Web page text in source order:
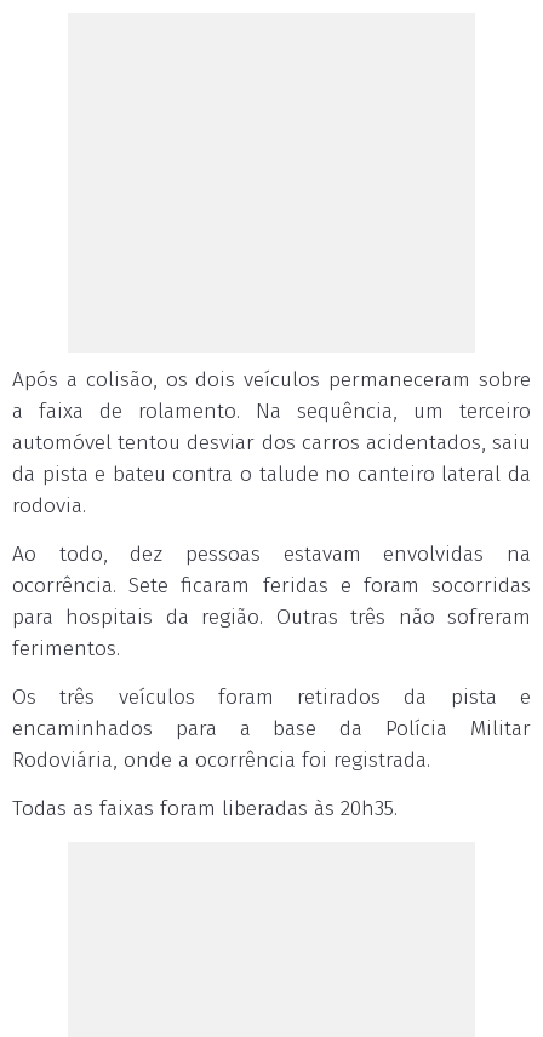
Após a colisão, os dois veículos permaneceram sobre
a faixa de rolamento. Na sequência, um terceiro
automóvel tentou desviar dos carros acidentados, saiu
da pista e bateu contra o talude no canteiro lateral da
rodovia.
Ao todo, dez pessoas estavam envolvidas na
ocorrência. Sete ficaram feridas e foram socorridas
para hospitais da região. Outras três não sofreram
ferimentos.
Os três veículos foram retirados da pista e
encaminhados para a base da Polícia Militar
Rodoviária, onde a ocorrência foi registrada.
Todas as faixas foram liberadas às 20h35.